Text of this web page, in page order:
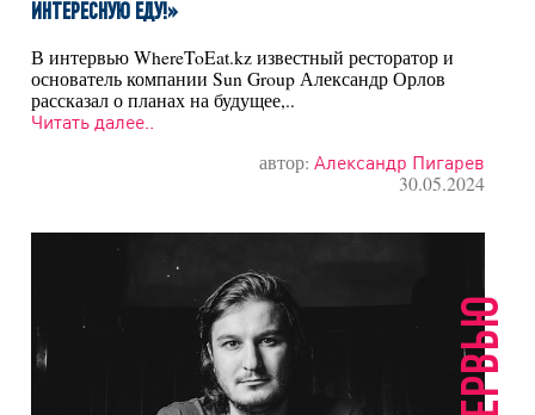
ИНТЕРЕСНУЮ ЕДУ!»
В интервью WhereToEat.kz известный ресторатор и
основатель компании Sun Group Александр Орлов
рассказал о планах на будущее,..
Читать далее..
автор: Александр Пигарев
30.05.2024